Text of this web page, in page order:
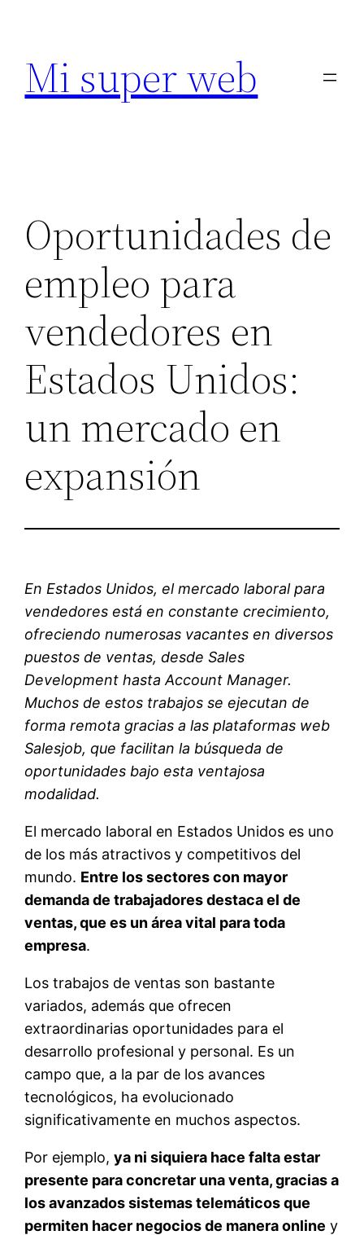
contenido
Mi super web
Oportunidades de
empleo para
vendedores en
Estados Unidos:
un mercado en
expansión
En Estados Unidos, el mercado laboral para
vendedores está en constante crecimiento,
ofreciendo numerosas vacantes en diversos
puestos de ventas, desde Sales
Development hasta Account Manager.
Muchos de estos trabajos se ejecutan de
forma remota gracias a las plataformas web
Salesjob, que facilitan la búsqueda de
oportunidades bajo esta ventajosa
modalidad.
El mercado laboral en Estados Unidos es uno
de los más atractivos y competitivos del
mundo. Entre los sectores con mayor
demanda de trabajadores destaca el de
ventas, que es un área vital para toda
empresa.
Los trabajos de ventas son bastante
variados, además que ofrecen
extraordinarias oportunidades para el
desarrollo profesional y personal. Es un
campo que, a la par de los avances
tecnológicos, ha evolucionado
significativamente en muchos aspectos.
Por ejemplo,ya ni siquiera hace falta estar
presente para concretar una venta, gracias a
los avanzados sistemas telemáticos que
permiten hacer negocios de manera online y